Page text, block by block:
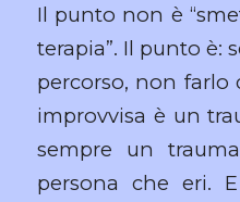
Il punto non è
terapia”. Il punto è:
percorso, non farlo
improvvisa è un
sempre un
persona che eri.